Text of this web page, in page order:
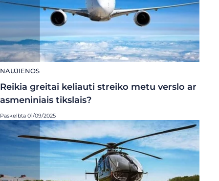
NAUJIENOS
Reikia greitai keliauti streiko metu verslo ar
asmeniniais tikslais?
Paskelbta 01/09/2025